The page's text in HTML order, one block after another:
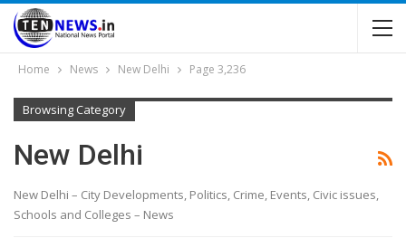
Home News New Delhi Page 3,236
Browsing Category
New Delhi
New Delhi – City Developments, Politics, Crime, Events, Civic issues,
Schools and Colleges – News